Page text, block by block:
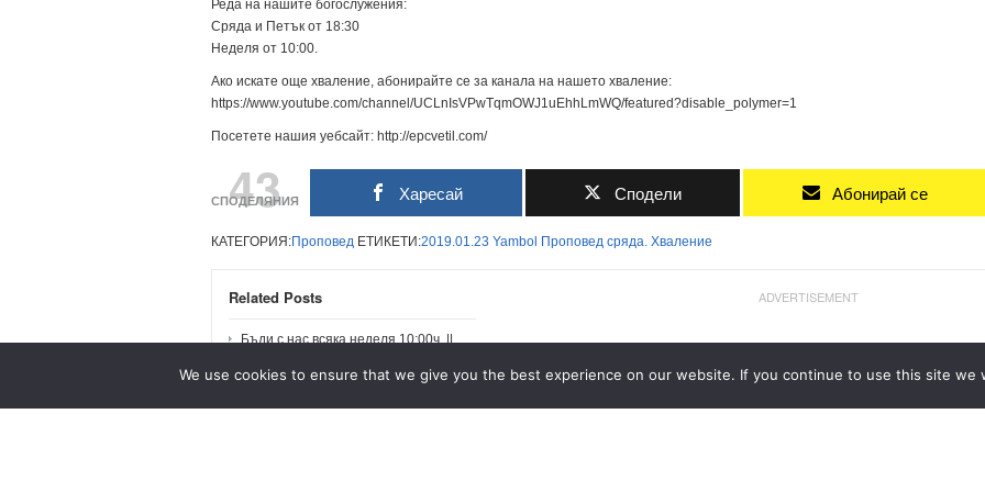
Реда на нашите богослyжения:
Сряда и Петък от 18:30
Неделя от 10:00.
Ако искате още хваление, абонирайте се за канала на нашето хваление:
https://www.youtube.com/channel/UCLnIsVPwTqmOWJ1uEhhLmWQ/featured?disable_polymer=1
Посетете нашия уебсайт: http://epcvetil.com/
43
СПОДЕЛЯНИЯ Харесай Сподели Абонирай се
КАТЕГОРИЯ:Проповед ЕТИКЕТИ:2019.01.23 Yambol Проповед сряда. Хваление
Related Posts
Бъди с нас всяка неделя 10:00ч. ||
Динеков №14 #plovdivchurch
ADVERTISEMENT
We use cookies to ensure that we give you the best experience on our website. If you continue to use this site we